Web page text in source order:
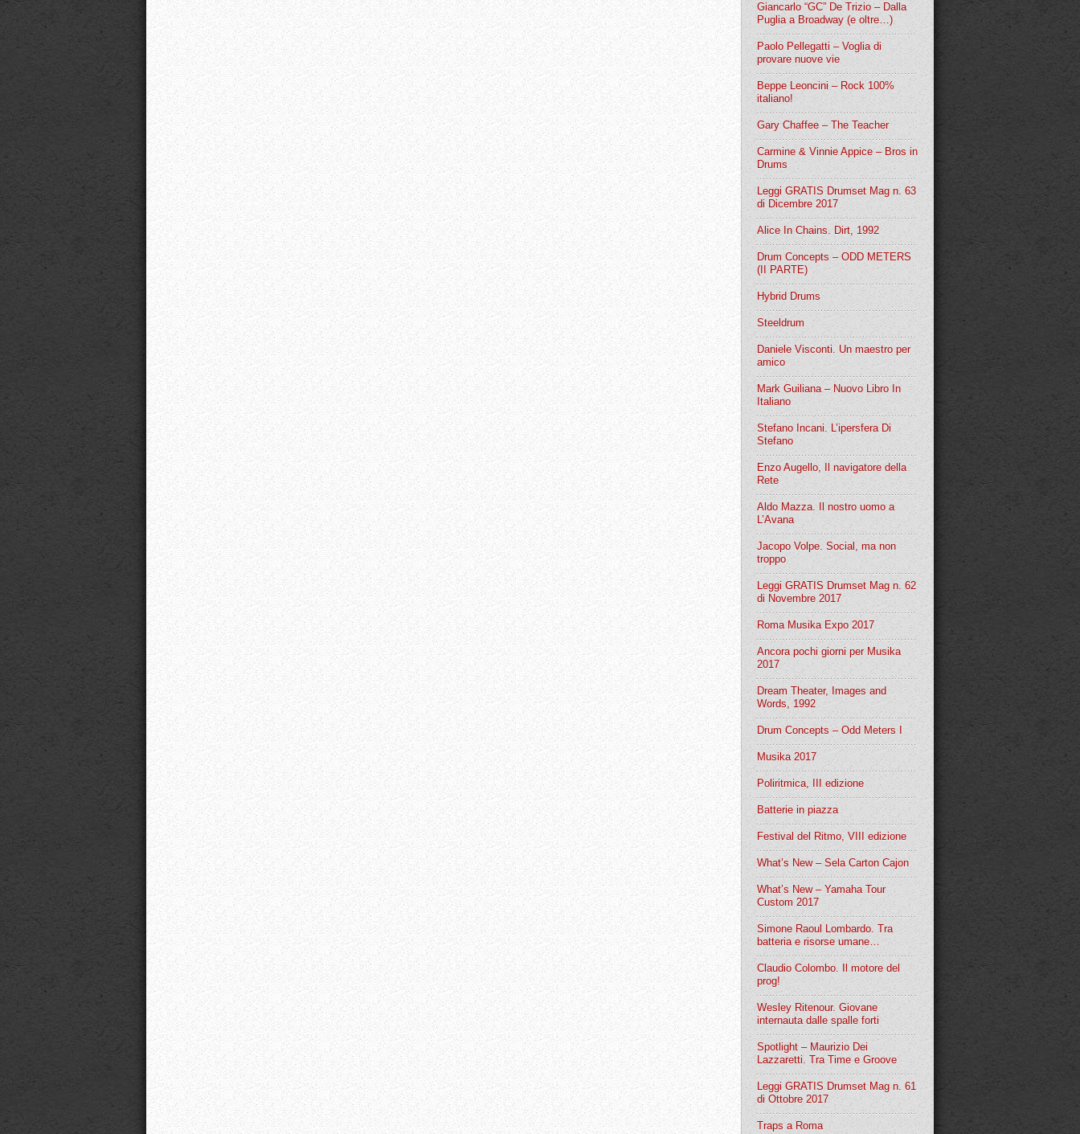
Giancarlo “GC” De Trizio – Dalla
Puglia a Broadway (e oltre…)
Paolo Pellegatti – Voglia di
provare nuove vie
Beppe Leoncini – Rock 100%
italiano!
Gary Chaffee – The Teacher
Carmine & Vinnie Appice – Bros in
Drums
Leggi GRATIS Drumset Mag n. 63
di Dicembre 2017
Alice In Chains. Dirt, 1992
Drum Concepts – ODD METERS
(II PARTE)
Hybrid Drums
Steeldrum
Daniele Visconti. Un maestro per
amico
Mark Guiliana – Nuovo Libro In
Italiano
Stefano Incani. L’ipersfera Di
Stefano
Enzo Augello, Il navigatore della
Rete
Aldo Mazza. Il nostro uomo a
L’Avana
Jacopo Volpe. Social, ma non
troppo
Leggi GRATIS Drumset Mag n. 62
di Novembre 2017
Roma Musika Expo 2017
Ancora pochi giorni per Musika
2017
Dream Theater, Images and
Words, 1992
Drum Concepts – Odd Meters I
Musika 2017
Poliritmica, III edizione
Batterie in piazza
Festival del Ritmo, VIII edizione
What’s New – Sela Carton Cajon
What’s New – Yamaha Tour
Custom 2017
Simone Raoul Lombardo. Tra
batteria e risorse umane…
Claudio Colombo. Il motore del
prog!
Wesley Ritenour. Giovane
internauta dalle spalle forti
Spotlight – Maurizio Dei
Lazzaretti. Tra Time e Groove
Leggi GRATIS Drumset Mag n. 61
di Ottobre 2017
Traps a Roma